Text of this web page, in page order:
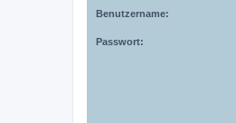
Benutzername:
Passwort: